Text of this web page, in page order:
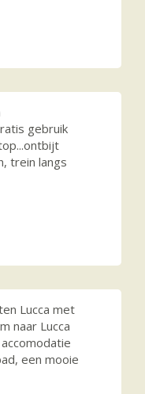
gebruik
trein langs
Lucca met
naar Lucca
een mooie